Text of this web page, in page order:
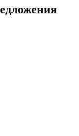
с вами в течение